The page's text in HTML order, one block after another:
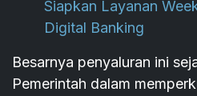
Siapkan Layanan
Digital Banking
Besarnya penyaluran ini
Pemerintah dalam